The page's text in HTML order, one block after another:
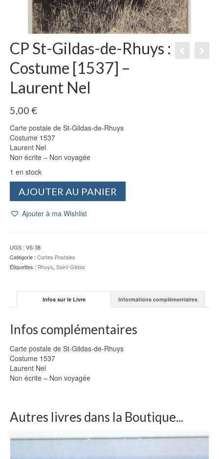
CP St-Gildas-de-Rhuys :
Costume [1537] –
Laurent Nel
5,00 €
Carte postale de St-Gildas-de-Rhuys
Costume 1537
Laurent Nel
Non écrite – Non voyagée
1 en stock
St-
Rhuys
:
Costume
Laurent
AJOUTER AU PANIER
Ajouter à ma Wishlist
UGS : VS-38
Catégorie : Cartes Postales
Étiquettes : Rhuys, Saint-Gildas
Infos sur le Livre Informations complémentaires
Infos complémentaires
Carte postale de St-Gildas-de-Rhuys
Costume 1537
Laurent Nel
Non écrite – Non voyagée
Autres livres dans la Boutique...